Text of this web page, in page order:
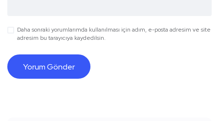
Daha sonraki yorumlarımda kullanılması için adım, e-posta adresim ve site
adresim bu tarayıcıya kaydedilsin.